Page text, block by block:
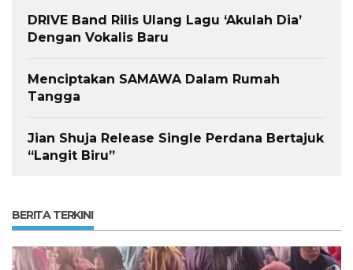
DRIVE Band Rilis Ulang Lagu ‘Akulah Dia’
Dengan Vokalis Baru
Menciptakan SAMAWA Dalam Rumah
Tangga
Jian Shuja Release Single Perdana Bertajuk
“Langit Biru”
BERITA TERKINI